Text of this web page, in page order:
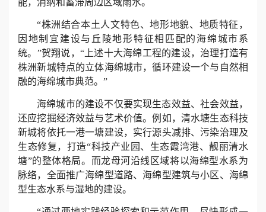
能，消纳和蓄滞周边区域雨水。
“株洲结合本土人文特色、地形地貌、地质特征，
因地制宜建设与丘陵地形特征相匹配的海绵城市系
统。”贺翔说，“上述十大海绵工程的建设，治理打造有
株洲新城特点的立体海绵城市，循环建设一个与自然相
融的海绵城市典范。”
海绵城市的建设不仅要实现生态效益、社会效益，
还应挖掘经济效益与艺术价值。例如，清水塘生态科技
新城将依托一港一塘建设，实行源头减排、污染治理及
生态修复，打造“科技产业园、生态霞湾港、靓丽清水
塘”的整体格局。而龙母河沿线区域将以海绵型水系为
脉络，全面推广海绵型道路、海绵型建筑与小区、海绵
型生态水系与湿地的建设。